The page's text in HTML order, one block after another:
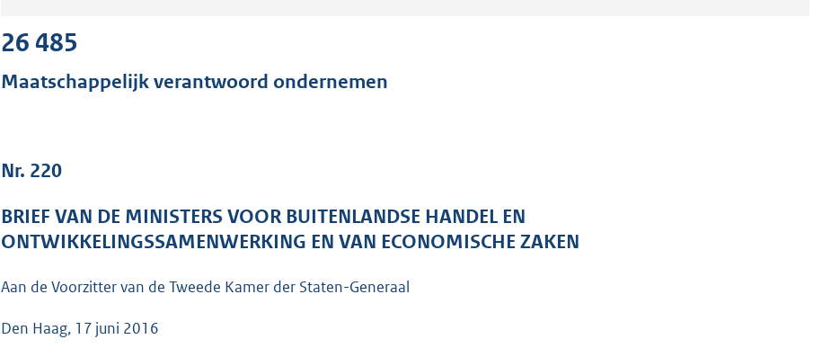
a
o
o
t
26 485
Maatschappelijk verantwoord ondernemen
Nr. 220
BRIEF VAN DE MINISTERS VOOR BUITENLANDSE HANDEL EN
ONTWIKKELINGSSAMENWERKING EN VAN ECONOMISCHE ZAKEN
Aan de Voorzitter van de Tweede Kamer der Staten-Generaal
Den Haag, 17 juni 2016